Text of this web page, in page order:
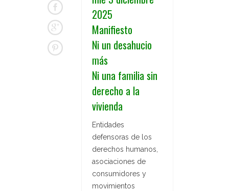
2025
Manifiesto
Ni un desahucio
más
Ni una familia sin
derecho a la
vivienda
Entidades
defensoras de los
derechos humanos,
asociaciones de
consumidores y
movimientos